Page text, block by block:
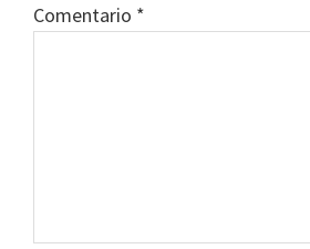
Comentario *